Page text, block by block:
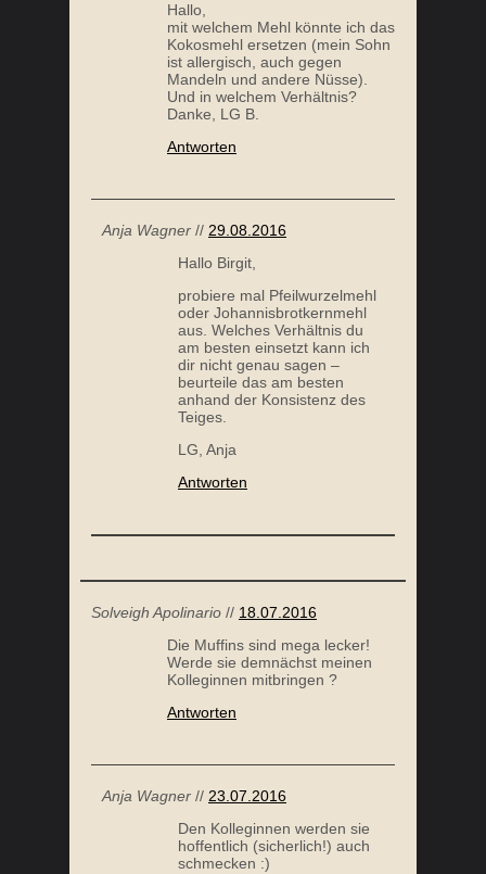
Hallo,
mit welchem Mehl könnte ich das
Kokosmehl ersetzen (mein Sohn
ist allergisch, auch gegen
Mandeln und andere Nüsse).
Und in welchem Verhältnis?
Danke, LG B.
Antworten
Anja Wagner // 29.08.2016
Hallo Birgit,
probiere mal Pfeilwurzelmehl
oder Johannisbrotkernmehl
aus. Welches Verhältnis du
am besten einsetzt kann ich
dir nicht genau sagen –
beurteile das am besten
anhand der Konsistenz des
Teiges.
LG, Anja
Antworten
Solveigh Apolinario // 18.07.2016
Die Muffins sind mega lecker!
Werde sie demnächst meinen
Kolleginnen mitbringen ?
Antworten
Anja Wagner // 23.07.2016
Den Kolleginnen werden sie
hoffentlich (sicherlich!) auch
schmecken :)